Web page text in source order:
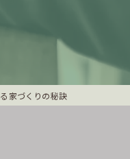
家づくりの秘訣